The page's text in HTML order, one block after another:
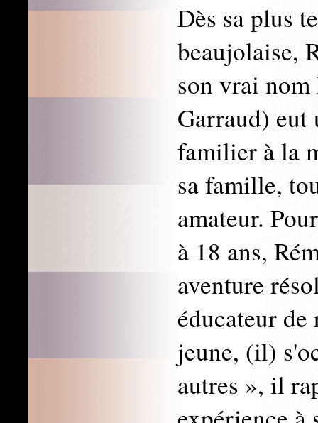
Dès sa plus
beaujolaise,
son vrai nom
Garraud) eut
familier à la
sa famille,
amateur.
à 18 ans,
aventure
éducateur
jeune, (il)
autres », il